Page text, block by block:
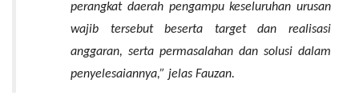
perangkat daerah pengampu keseluruhan urusan
wajib tersebut beserta target dan realisasi
anggaran, serta permasalahan dan solusi dalam
penyelesaiannya,” jelas Fauzan.